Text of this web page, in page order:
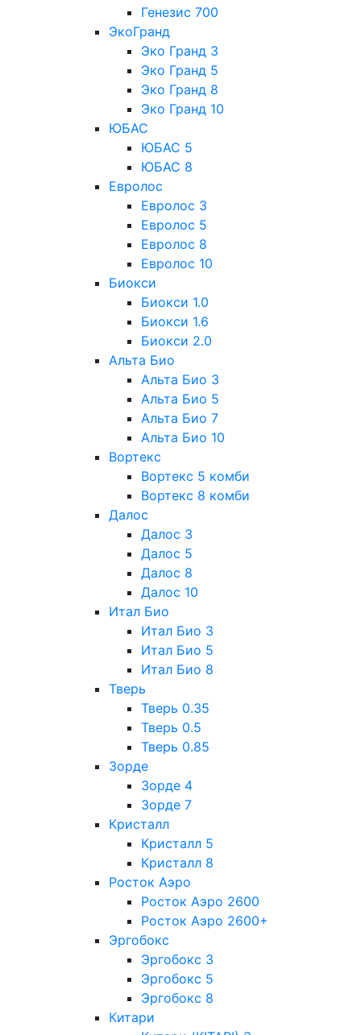
Генезис 700
ЭкоГранд
Эко Гранд 3
Эко Гранд 5
Эко Гранд 8
Эко Гранд 10
ЮБАС
ЮБАС 5
ЮБАС 8
Евролос
Евролос 3
Евролос 5
Евролос 8
Евролос 10
Биокси
Биокси 1.0
Биокси 1.6
Биокси 2.0
Альта Био
Альта Био 3
Альта Био 5
Альта Био 7
Альта Био 10
Вортекс
Вортекс 5 комби
Вортекс 8 комби
Далос
Далос 3
Далос 5
Далос 8
Далос 10
Итал Био
Итал Био 3
Итал Био 5
Итал Био 8
Тверь
Тверь 0.35
Тверь 0.5
Тверь 0.85
Зорде
Зорде 4
Зорде 7
Кристалл
Кристалл 5
Кристалл 8
Росток Аэро
Росток Аэро 2600
Росток Аэро 2600+
Эргобокс
Эргобокс 3
Эргобокс 5
Эргобокс 8
Китари